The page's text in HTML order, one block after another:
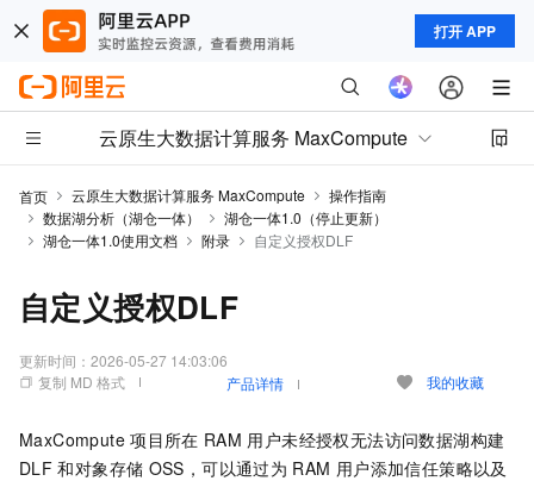
打开 APP
云原生大数据计算服务 MaxCompute
首页 云原生大数据计算服务 MaxCompute
操作指南
数据湖分析（湖仓一体）
湖仓一体1.0（停止更新）
湖仓一体1.0使用文档
附录 自定义授权DLF
自定义授权DLF
更新时间： 2026-05-27 14:03:06
复制 MD 格式
产品详情 我的收藏
MaxCompute 项目所在 RAM 用户未经授权无法访问数据湖构建
DLF 和对象存储 OSS，可以通过为 RAM 用户添加信任策略以及